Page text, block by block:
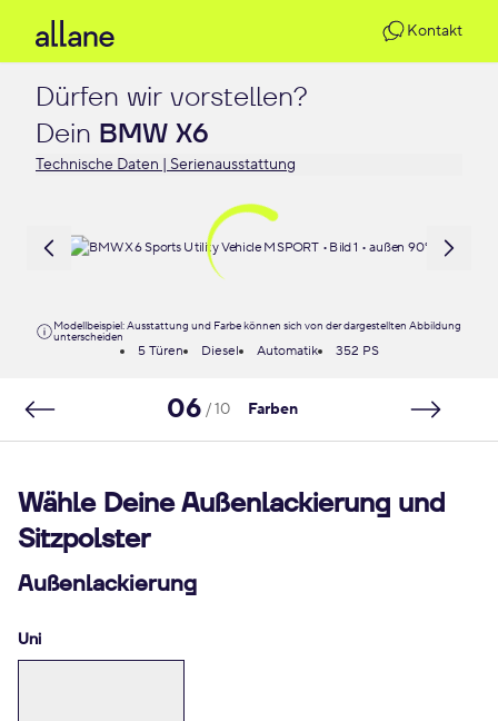
Kontakt
Dürfen wir vorstellen?
Dein BMW X6
Technische Daten | Serienausstattung
Modellbeispiel: Ausstattung und Farbe können sich von der dargestellten Abbildung
unterscheiden
5 Türen Diesel Automatik 352 PS
06 / 10 Farben
Wähle Deine Außenlackierung und
Sitzpolster
Außenlackierung
Uni